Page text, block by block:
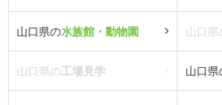
山口県の水族館・動物園 山口県
山口県の工場見学 山口県